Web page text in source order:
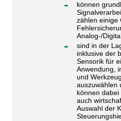
können
zählen einige
Analog-/
sind in der
inklusive der
Sensorik für
Anwendung,
und
auszuwählen
können
auch
Auswahl der